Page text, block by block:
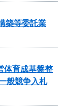
築等委託業
体育成基盤整
般競争入札